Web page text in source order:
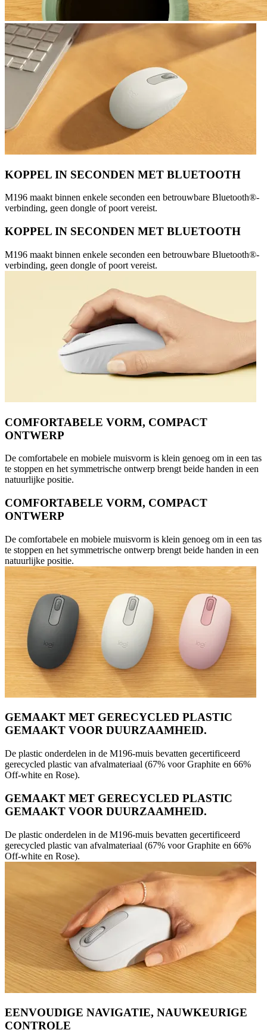
KOPPEL IN SECONDEN MET BLUETOOTH
M196 maakt binnen enkele seconden een betrouwbare Bluetooth®-
verbinding, geen dongle of poort vereist.
KOPPEL IN SECONDEN MET BLUETOOTH
M196 maakt binnen enkele seconden een betrouwbare Bluetooth®-
verbinding, geen dongle of poort vereist.
COMFORTABELE VORM, COMPACT
ONTWERP
De comfortabele en mobiele muisvorm is klein genoeg om in een tas
te stoppen en het symmetrische ontwerp brengt beide handen in een
natuurlijke positie.
COMFORTABELE VORM, COMPACT
ONTWERP
De comfortabele en mobiele muisvorm is klein genoeg om in een tas
te stoppen en het symmetrische ontwerp brengt beide handen in een
natuurlijke positie.
GEMAAKT MET GERECYCLED PLASTIC
GEMAAKT VOOR DUURZAAMHEID.
De plastic onderdelen in de M196-muis bevatten gecertificeerd
gerecycled plastic van afvalmateriaal (67% voor Graphite en 66%
Off-white en Rose).
GEMAAKT MET GERECYCLED PLASTIC
GEMAAKT VOOR DUURZAAMHEID.
De plastic onderdelen in de M196-muis bevatten gecertificeerd
gerecycled plastic van afvalmateriaal (67% voor Graphite en 66%
Off-white en Rose).
EENVOUDIGE NAVIGATIE, NAUWKEURIGE
CONTROLE